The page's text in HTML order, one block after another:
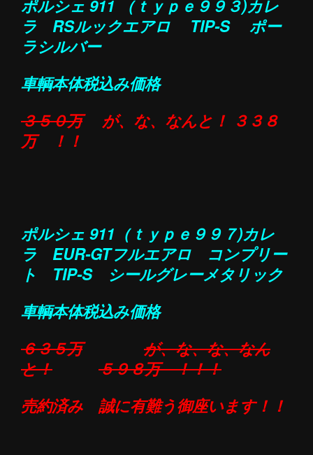
ポルシェ 911 （ｔｙｐｅ９９３)カレ
ラ RSルックエアロ TIP-S ポー
ラシルバー
車輌本体税込み価格
３５０万
が、な、なんと！ ３３８
万 ！！
ポルシェ 911（ｔｙｐｅ９９７)カレ
ラ EUR-GTフルエアロ コンプリー
ト TIP-S シールグレーメタリック
車輌本体税込み価格
６３５万
が、な、な、なん
と！
５９８万 ！！！
売約済み 誠に有難う御座います！！